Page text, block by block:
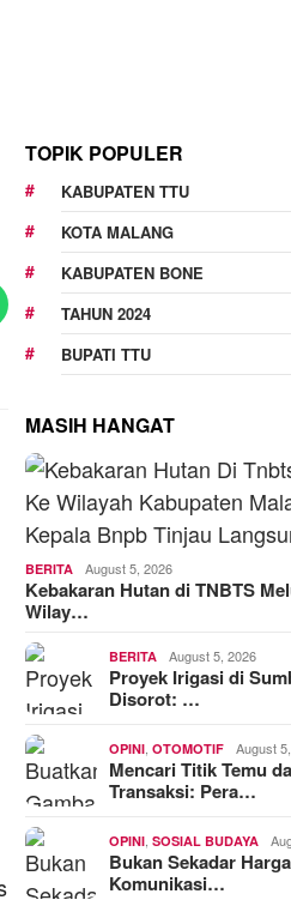
TOPIK POPULER
KABUPATEN TTU
KOTA MALANG
KABUPATEN BONE
TAHUN 2024
BUPATI TTU
MASIH HANGAT
BERITA August 5, 2026
Kebakaran Hutan di TNBTS
Wilay…
BERITA August 5, 2026
Proyek Irigasi di
Disorot: …
OPINI ,OTOMOTIF August
Mencari Titik Temu
Transaksi: Pera…
OPINI ,SOSIAL BUDAYA
Bukan Sekadar
Komunikasi…